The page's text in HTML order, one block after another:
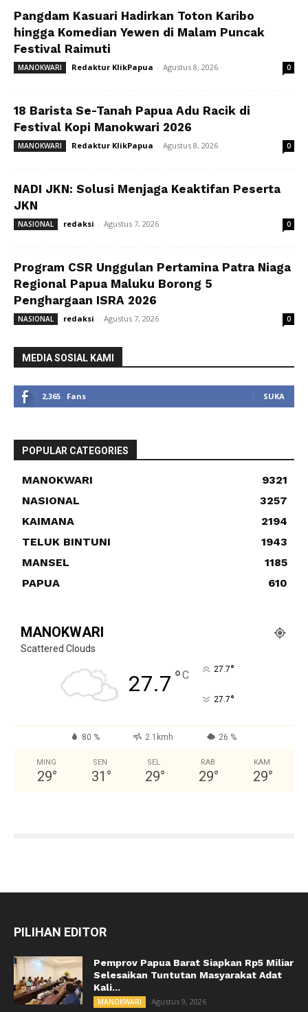
Pangdam Kasuari Hadirkan Toton Karibo
hingga Komedian Yewen di Malam Puncak
Festival Raimuti
MANOKWARI Redaktur KlikPapua - Agustus 8, 2026 0
18 Barista Se-Tanah Papua Adu Racik di
Festival Kopi Manokwari 2026
MANOKWARI Redaktur KlikPapua - Agustus 8, 2026 0
NADI JKN: Solusi Menjaga Keaktifan Peserta
JKN
NASIONAL redaksi - Agustus 7, 2026 0
Program CSR Unggulan Pertamina Patra Niaga
Regional Papua Maluku Borong 5
Penghargaan ISRA 2026
NASIONAL redaksi - Agustus 7, 2026 0
MEDIA SOSIAL KAMI
2,365 Fans SUKA
POPULAR CATEGORIES
MANOKWARI
9321
NASIONAL
3257
KAIMANA
2194
TELUK BINTUNI
1943
MANSEL
1185
PAPUA
610
MANOKWARI
Scattered Clouds
27.7 °C 27.7°
27.7°
80 % 2.1kmh 26 %
MING
29°
SEN
31 °
SEL
29°
RAB
29°
KAM
29°
PILIHAN EDITOR
Pemprov Papua Barat Siapkan Rp5 Miliar
Selesaikan Tuntutan Masyarakat Adat
Kali...
MANOKWARI Agustus 9, 2026